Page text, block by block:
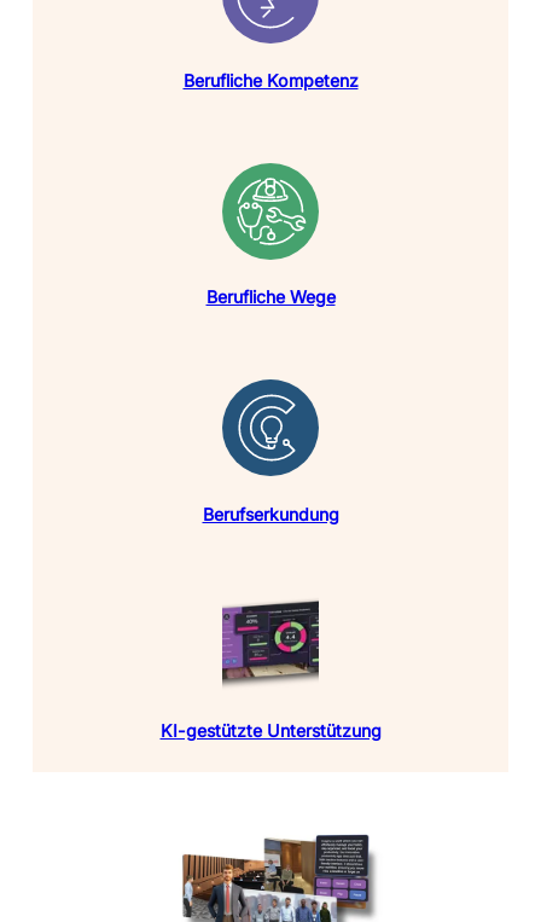
Berufliche Kompetenz
Berufliche Wege
Berufserkundung
KI-gestützte Unterstützung